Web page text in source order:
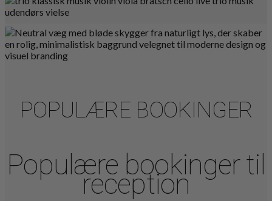
POPULÆRE BOOKINGER
Populære bookinger til
reception